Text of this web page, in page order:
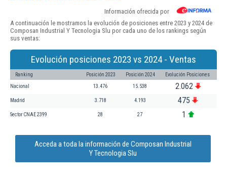
Información ofrecida por
A continuación le mostramos la evolución de posiciones entre 2023 y 2024 de
Composan Industrial Y Tecnologia Slu por cada uno de los rankings según
sus ventas:
Evolución posiciones 2023 vs 2024 - Ventas
Ranking Posición 2023 Posición 2024 Evolución Posiciones
Nacional 13.476 15.538 2.062
Madrid 3.718 4.193 475
Sector CNAE 2399 28 27 1
Acceda a toda la información de Composan Industrial
Y Tecnologia Slu